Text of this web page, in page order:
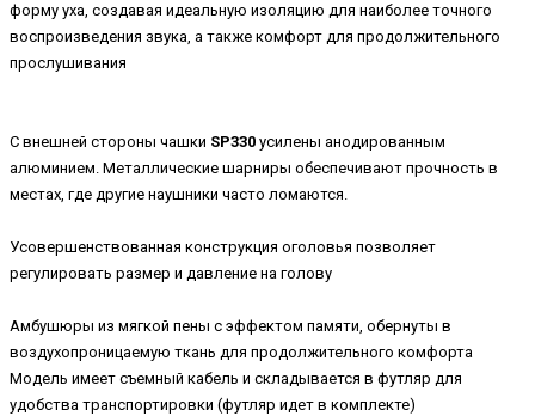
форму уха, создавая идеальную изоляцию для наиболее точного
воспроизведения звука, а также комфорт для продолжительного
прослушивания
C внешней стороны чашки SP330 усилены анодированным
алюминием. Металлические шарниры обеспечивают прочность в
местах, где другие наушники часто ломаются.
Усовершенствованная конструкция оголовья позволяет
регулировать размер и давление на голову
Амбушюры из мягкой пены с эффектом памяти, обернуты в
воздухопроницаемую ткань для продолжительного комфорта
Модель имеет съемный кабель и складывается в футляр для
удобства транспортировки (футляр идет в комплекте)